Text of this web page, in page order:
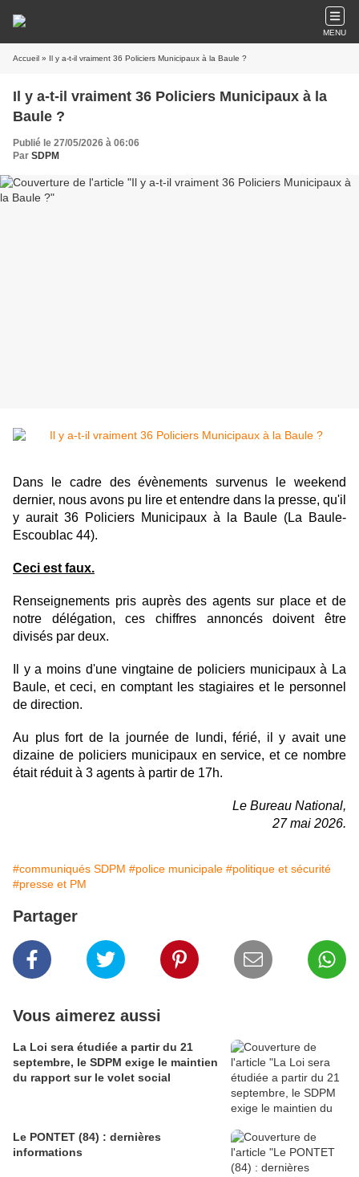
MENU
Accueil » Il y a-t-il vraiment 36 Policiers Municipaux à la Baule ?
Il y a-t-il vraiment 36 Policiers Municipaux à la
Baule ?
Publié le 27/05/2026 à 06:06
Par SDPM
Dans le cadre des évènements survenus le weekend
dernier, nous avons pu lire et entendre dans la presse, qu'il
y aurait 36 Policiers Municipaux à la Baule (La Baule-
Escoublac 44).
Ceci est faux.
Renseignements pris auprès des agents sur place et de
notre délégation, ces chiffres annoncés doivent être
divisés par deux.
Il y a moins d'une vingtaine de policiers municipaux à La
Baule, et ceci, en comptant les stagiaires et le personnel
de direction.
Au plus fort de la journée de lundi, férié, il y avait une
dizaine de policiers municipaux en service, et ce nombre
était réduit à 3 agents à partir de 17h.
Le Bureau National,
27 mai 2026.
#communiqués SDPM #police municipale #politique et sécurité
#presse et PM
Partager
Vous aimerez aussi
La Loi sera étudiée a partir du 21
septembre, le SDPM exige le maintien
du rapport sur le volet social
Le PONTET (84) : dernières
informations